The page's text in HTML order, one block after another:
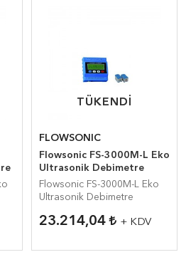
TÜKENDI
TÜKENDI
FLOWSONIC
Flowsonic FS-3000M-L Eko
Ultrasonik Debimetre
Flowsonic FS-3000M-L Eko
Ultrasonik Debimetre
23.214,04 + KDV